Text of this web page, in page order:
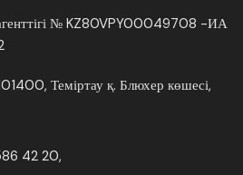
№ KZ80VPY00049708 -ИА
Теміртау қ. Блюхер көшесі,
42 20,